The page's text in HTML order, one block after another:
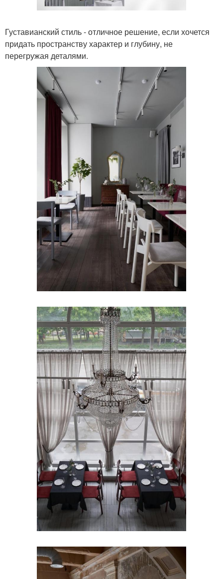
Густавианский стиль - отличное решение, если хочется
придать пространству характер и глубину, не
перегружая деталями.